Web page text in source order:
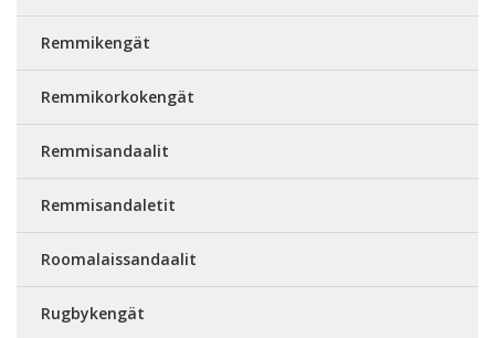
Remmikengät
Remmikorkokengät
Remmisandaalit
Remmisandaletit
Roomalaissandaalit
Rugbykengät